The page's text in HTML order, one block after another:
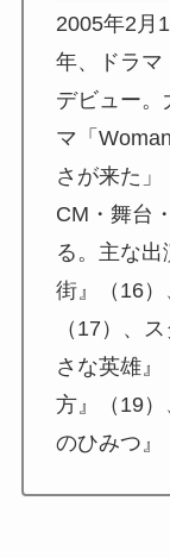
2005年2月
年、ドラマ
デビュー。
マ「
さが来た」
CM・舞台
る。主な
街』（16）
（17）、
さな英雄
方』（19
のひみつ』